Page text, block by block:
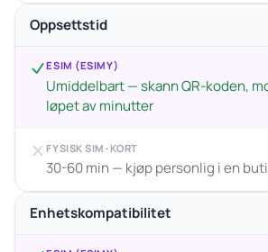
Oppsettstid
ESIM (ESIMY)
Umiddelbart — skann QR-koden,
løpet av minutter
FYSISK SIM-KORT
30-60 min — kjøp personlig i en
Enhetskompatibilitet